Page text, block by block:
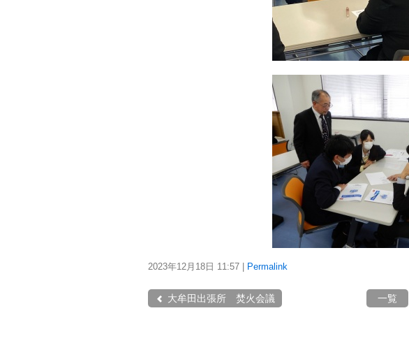
2023年12月18日 11:57 Permalink
大牟田出張所 焚火会議 一覧